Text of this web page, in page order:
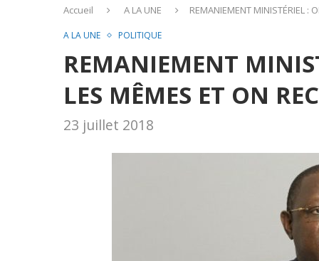
Accueil A LA UNE REMANIEMENT MINISTÉRIEL :
A LA UNE POLITIQUE
REMANIEMENT
LES MÊMES ET ON
23 juillet 2018